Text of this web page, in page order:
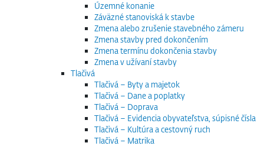
Územné konanie
Záväzné stanoviská k stavbe
Zmena alebo zrušenie stavebného zámeru
Zmena stavby pred dokončením
Zmena termínu dokončenia stavby
Zmena v užívaní stavby
Tlačivá
Tlačivá – Byty a majetok
Tlačivá – Dane a poplatky
Tlačivá – Doprava
Tlačivá – Evidencia obyvateľstva, súpisné čísla
Tlačivá – Kultúra a cestovný ruch
Tlačivá – Matrika